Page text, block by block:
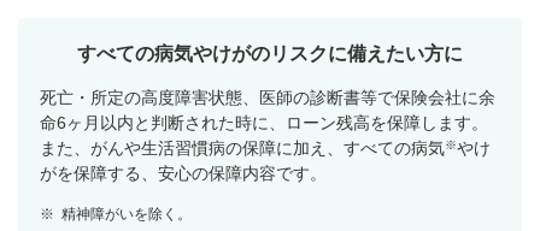
すべての病気やけがのリスクに備えたい方に
死亡・所定の高度障害状態、医師の診断書等で保険会社に余
命6ヶ月以内と判断された時に、ローン残高を保障します。
また、がんや生活習慣病の保障に加え、すべての病気※やけ
がを保障する、安心の保障内容です。
※ 精神障がいを除く。